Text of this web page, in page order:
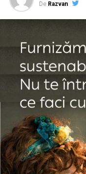
De Razvan